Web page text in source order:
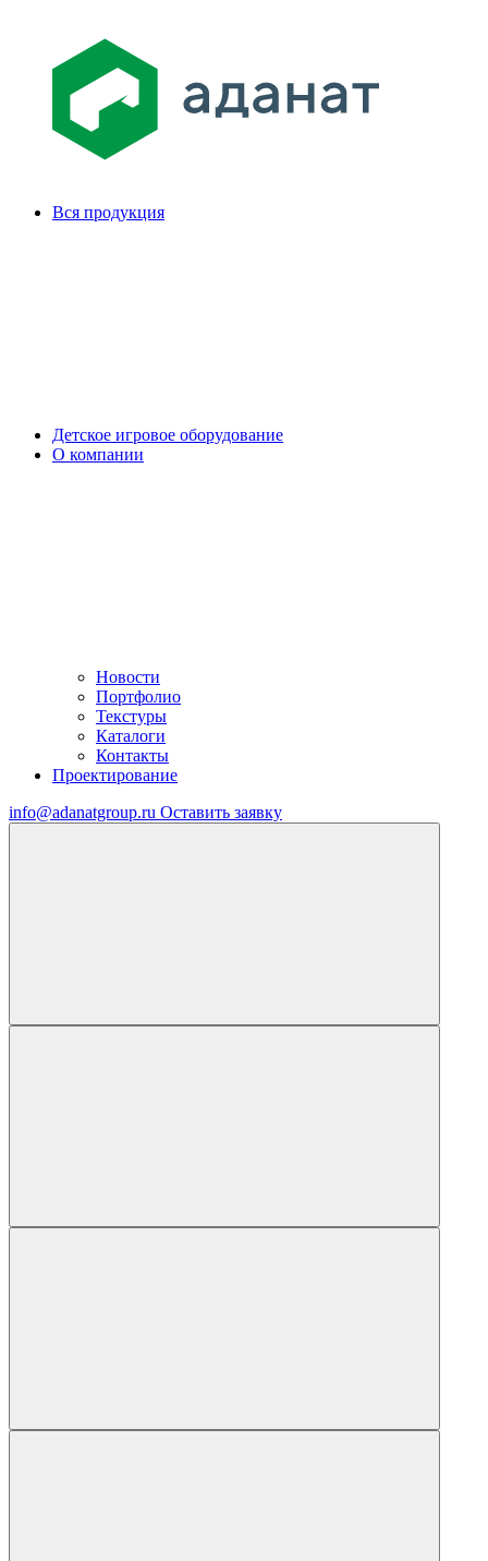
Вся продукция
Детское игровое оборудование
О компании
Новости
Портфолио
Текстуры
Каталоги
Контакты
Проектирование
info@adanatgroup.ru Оставить заявку